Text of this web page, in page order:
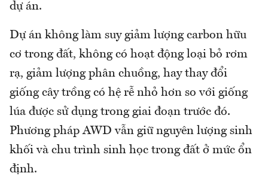
dự án.
Dự án không làm suy giảm lượng carbon hữu
cơ trong đất, không có hoạt động loại bỏ rơm
rạ, giảm lượng phân chuồng, hay thay đổi
giống cây trồng có hệ rễ nhỏ hơn so với giống
lúa được sử dụng trong giai đoạn trước đó.
Phương pháp AWD vẫn giữ nguyên lượng sinh
khối và chu trình sinh học trong đất ở mức ổn
định.